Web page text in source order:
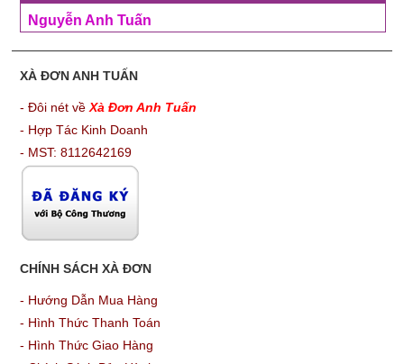
Nguyễn Anh Tuấn
XÀ ĐƠN ANH TUẤN
- Đôi nét về Xà Đơn Anh Tuấn
- Hợp Tác Kinh Doanh
- MST: 8112642169
CHÍNH SÁCH XÀ ĐƠN
- Hướng Dẫn Mua Hàng
- Hình Thức Thanh Toán
- Hình Thức Giao Hàng